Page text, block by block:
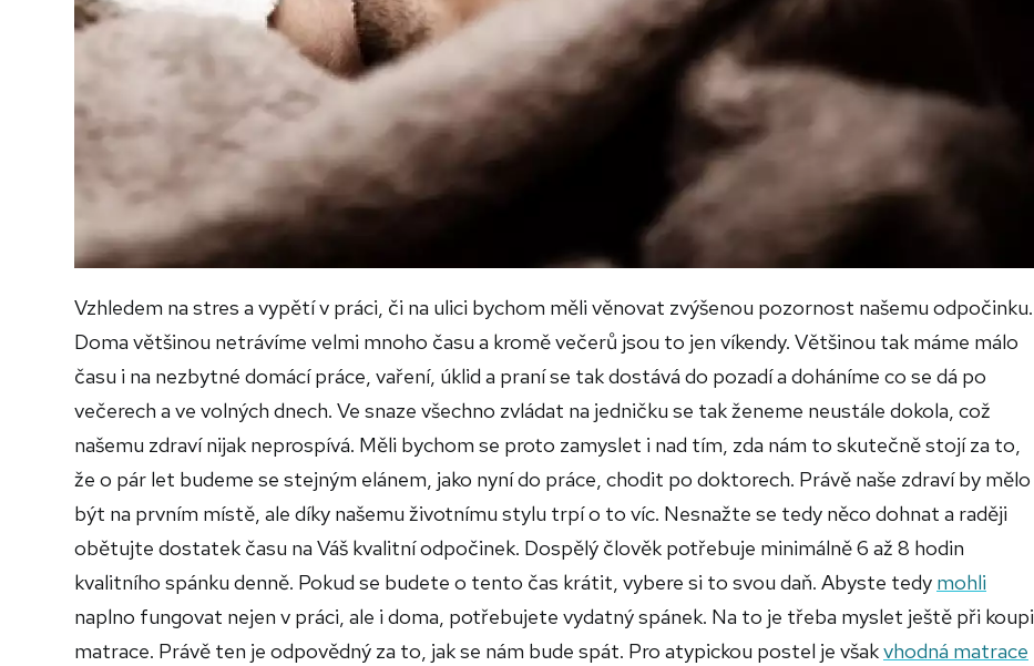
Vzhledem na stres a vypětí v práci, či na ulici bychom měli věnovat zvýšenou pozornost našemu odpočinku.
Doma většinou netrávíme velmi mnoho času a kromě večerů jsou to jen víkendy. Většinou tak máme málo
času i na nezbytné domácí práce, vaření, úklid a praní se tak dostává do pozadí a doháníme co se dá po
večerech a ve volných dnech. Ve snaze všechno zvládat na jedničku se tak ženeme neustále dokola, což
našemu zdraví nijak neprospívá. Měli bychom se proto zamyslet i nad tím, zda nám to skutečně stojí za to,
že o pár let budeme se stejným elánem, jako nyní do práce, chodit po doktorech. Právě naše zdraví by mělo
být na prvním místě, ale díky našemu životnímu stylu trpí o to víc. Nesnažte se tedy něco dohnat a raději
obětujte dostatek času na Váš kvalitní odpočinek. Dospělý člověk potřebuje minimálně 6 až 8 hodin
kvalitního spánku denně. Pokud se budete o tento čas krátit, vybere si to svou daň. Abyste tedy mohli
naplno fungovat nejen v práci, ale i doma, potřebujete vydatný spánek. Na to je třeba myslet ještě při koupi
matrace. Právě ten je odpovědný za to, jak se nám bude spát. Pro atypickou postel je všakvhodná matrace